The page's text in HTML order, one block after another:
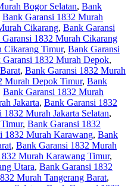
Bogor Selatan, Bank
Bank Garansi 1832 Murah
Cikarang, Bank Garansi
1832 Murah Cikarang
Cikarang Timur, Bank Garansi
Garansi 1832 Murah Depok,
, Bank Garansi 1832 Murah
Murah Depok Timur, Bank
Bank Garansi 1832 Murah
Jakarta, Bank Garansi 1832
1832 Murah Jakarta Selatan,
, Bank Garansi 1832
1832 Murah Karawang, Bank
, Bank Garansi 1832 Murah
Murah Karawang Timur,
Utara, Bank Garansi 1832
Murah Tangerang Barat,